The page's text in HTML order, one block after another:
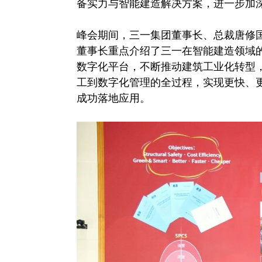
备实力与智能建造解决方案，进一步加
峰会期间，三一集团董事长、总裁唐修
董事长重点介绍了三一在智能建造领域
数字化平台，不断推动建筑工业化转型
工到数字化管理的全过程，实现更快
成功落地应用。